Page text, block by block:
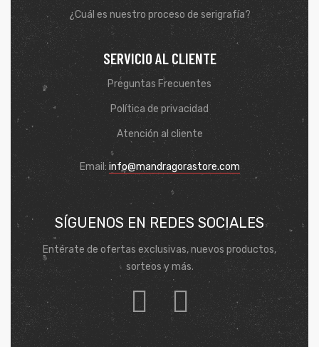
¿Cuál es nuestro proceso de serigrafía?
SERVICIO AL CLIENTE
Preguntas Frecuentes
Política de privacidad
Atención al cliente
Email: info@mandragorastore.com
SÍGUENOS EN REDES SOCIALES
Entérate de ofertas exclusivas, nuevos productos,
sorteos y más.